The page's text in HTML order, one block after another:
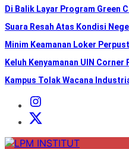
Di Balik Layar Program Green
Suara Resah Atas Kondisi
Minim Keamanan Loker
Keluh Kenyamanan UIN Corner
Kampus Tolak Wacana
Instagram
Institut
X
LPM